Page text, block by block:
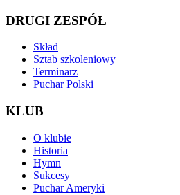
DRUGI ZESPÓŁ
Skład
Sztab szkoleniowy
Terminarz
Puchar Polski
KLUB
O klubie
Historia
Hymn
Sukcesy
Puchar Ameryki